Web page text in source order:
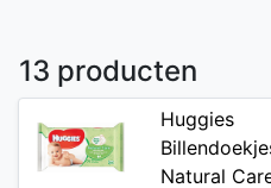
13 producten
Huggies
Natural